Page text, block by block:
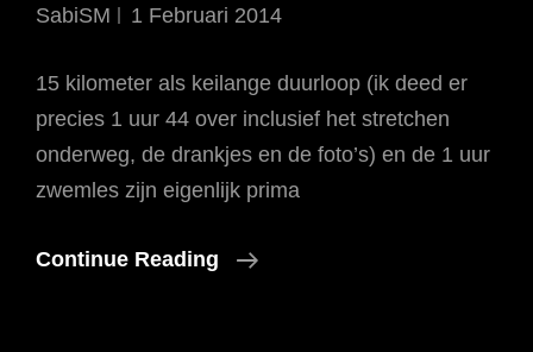
SabiSM 1 Februari 2014
15 kilometer als keilange duurloop (ik deed er
precies 1 uur 44 over inclusief het stretchen
onderweg, de drankjes en de foto’s) en de 1 uur
zwemles zijn eigenlijk prima
Continue Reading
Daar